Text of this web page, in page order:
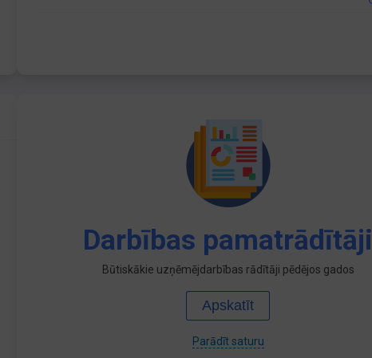
Darbības pamatrādītāji
Būtiskākie uzņēmējdarbības rādītāji pēdējos gados
Apskatīt
Parādīt saturu